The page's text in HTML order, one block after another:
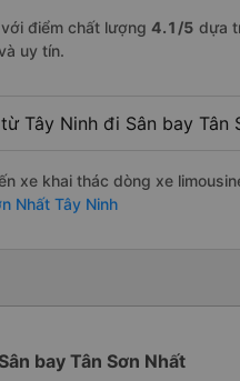
điểm chất lượng 4.1 /5 dựa
uy tín.
Tây Ninh đi Sân bay Tân
xe khai thác dòng xe
Nhất Tây Ninh
bay Tân Sơn Nhất